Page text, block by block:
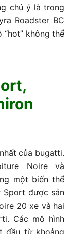
chú ý là trong
Roadster BC
không thể
của bugatti.
Noire và
một biến thể
Sport được sản
20 xe và hai
Các mô hình
đầu từ khoảng